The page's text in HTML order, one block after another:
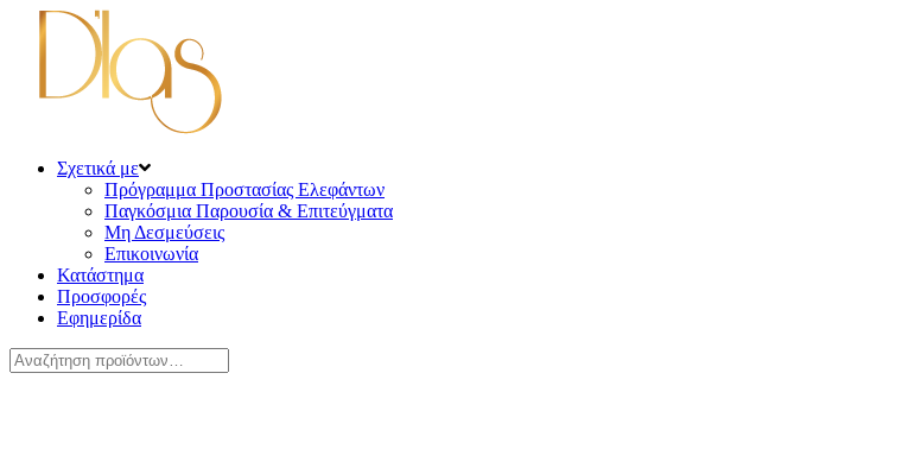
Σχετικά με
Πρόγραμμα Προστασίας Ελεφάντων
Παγκόσμια Παρουσία & Επιτεύγματα
Μη Δεσμεύσεις
Επικοινωνία
Κατάστημα
Προσφορές
Εφημερίδα
Αναζήτηση
για: